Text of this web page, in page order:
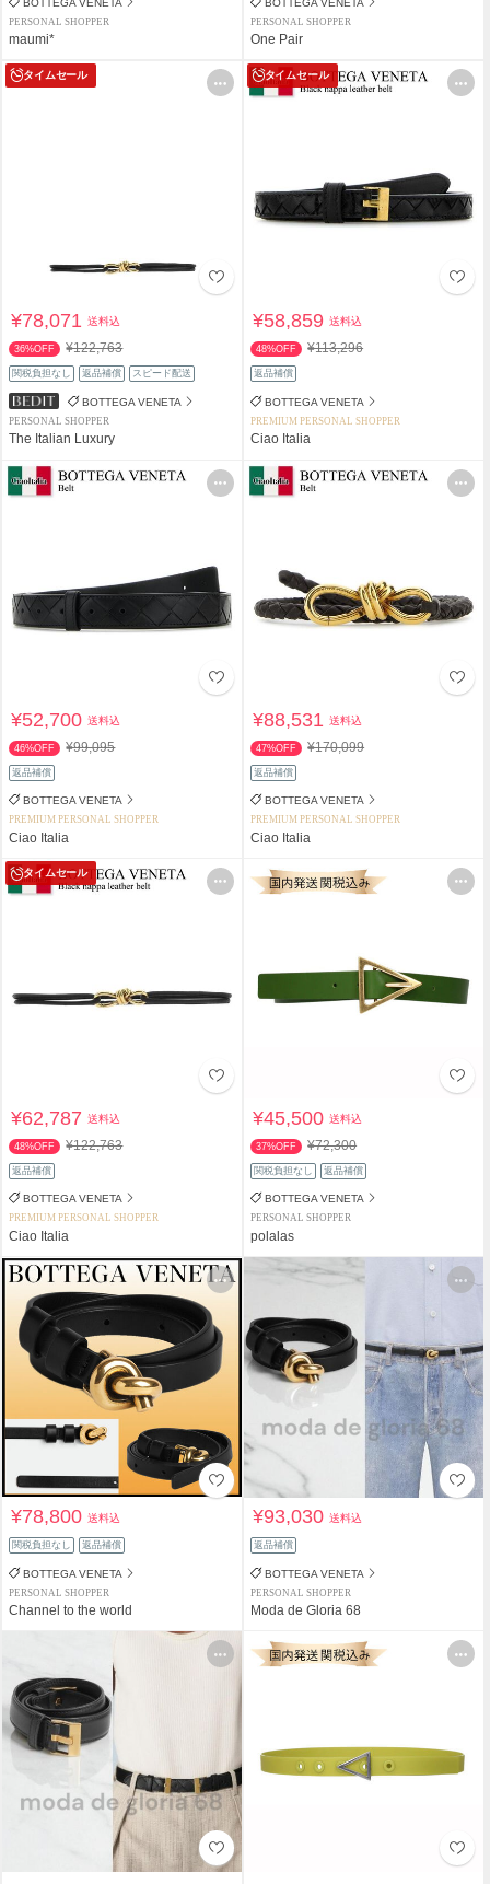
BOTTEGA VENETA
PERSONAL SHOPPER
maumi*
BOTTEGA VENETA
PERSONAL SHOPPER
One Pair
タイムセール
¥78,071送料込
36%OFF ¥122,763
関税負担なし 返品補償 スピード配送
BOTTEGA VENETA
PERSONAL SHOPPER
The Italian Luxury
タイムセール
¥58,859送料込
48%OFF ¥113,296
返品補償
BOTTEGA VENETA
PREMIUM PERSONAL SHOPPER
Ciao Italia
¥52,700送料込
46%OFF ¥99,095
返品補償
BOTTEGA VENETA
PREMIUM PERSONAL SHOPPER
Ciao Italia
¥88,531送料込
47%OFF ¥170,099
返品補償
BOTTEGA VENETA
PREMIUM PERSONAL SHOPPER
Ciao Italia
タイムセール
¥62,787送料込
48%OFF ¥122,763
返品補償
BOTTEGA VENETA
PREMIUM PERSONAL SHOPPER
Ciao Italia
¥45,500送料込
37%OFF ¥72,300
関税負担なし 返品補償
BOTTEGA VENETA
PERSONAL SHOPPER
polalas
¥78,800送料込
関税負担なし 返品補償
BOTTEGA VENETA
PERSONAL SHOPPER
Channel to the world
¥93,030送料込
返品補償
BOTTEGA VENETA
PERSONAL SHOPPER
Moda de Gloria 68